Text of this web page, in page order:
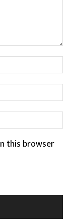
this browser